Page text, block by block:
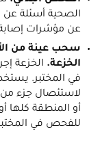
الصحية أسئلة
عن مؤشرات إصابة
سحب عينة من
الخزعة. الخزعة
في المختبر.
لاستئصال جزء من
أو المنطقة كلها
للفحص في